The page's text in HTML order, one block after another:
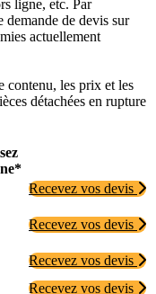
ligne, etc. Par
demande de devis sur
actuellement
contenu, les prix et les
détachées en rupture
Recevez vos devis
Recevez vos devis
Recevez vos devis
Recevez vos devis